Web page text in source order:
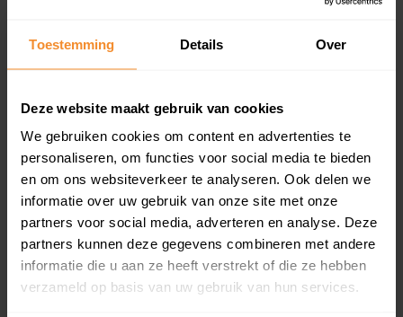
Toestemming Details Over
Deze website maakt gebruik van cookies
We gebruiken cookies om content en advertenties te
personaliseren, om functies voor social media te bieden
en om ons websiteverkeer te analyseren. Ook delen we
informatie over uw gebruik van onze site met onze
partners voor social media, adverteren en analyse. Deze
partners kunnen deze gegevens combineren met andere
informatie die u aan ze heeft verstrekt of die ze hebben
verzameld op basis van uw gebruik van hun services.
Een overzicht van alle verkochte woningen (koopsom
inclusief een jaar lang gratis updates van nieuwe
Bekijk product
Direct leverbaar